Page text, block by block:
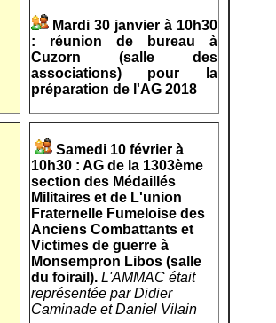
Mardi 30 janvier à 10h30
: réunion de bureau à
Cuzorn (salle des
associations) pour la
préparation de l'AG 2018
Samedi 10 février à
10h30 : AG de la 1303ème
section des Médaillés
Militaires et de L'union
Fraternelle Fumeloise des
Anciens Combattants et
Victimes de guerre à
Monsempron Libos (salle
du foirail). L'AMMAC était
représentée par Didier
Caminade et Daniel Vilain